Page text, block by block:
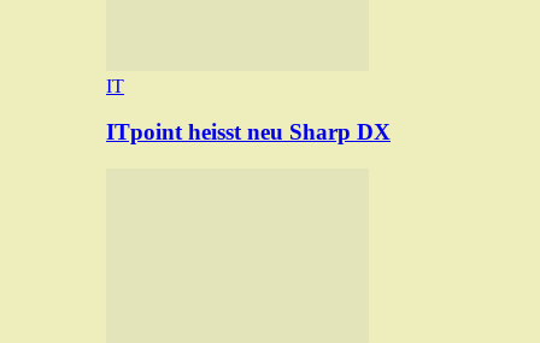
IT
ITpoint heisst neu Sharp DX